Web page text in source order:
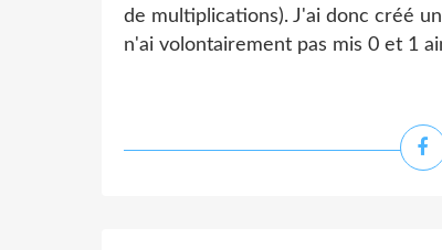
de multiplications). J'ai donc créé
n'ai volontairement pas mis 0 et 1